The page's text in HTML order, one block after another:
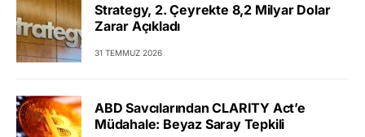
Strategy, 2. Çeyrekte 8,2 Milyar Dolar
Zarar Açıkladı
31 TEMMUZ 2026
ABD Savcılarından CLARITY Act’e
Müdahale: Beyaz Saray Tepkili